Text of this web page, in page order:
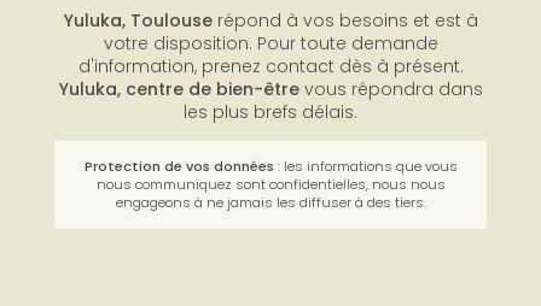
Centre de bien-être à Toulouse
Yuluka, Toulouserépond à vos besoins et est à
votre disposition. Pour toute demande
d'information, prenez contact dès à présent.
les plus brefs délais.
Protection de vos données : les informations que vous
nous communiquez sont confidentielles, nous nous